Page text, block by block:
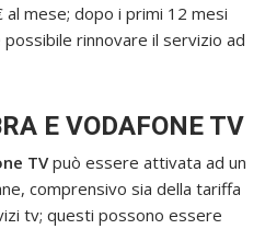
mese; dopo i primi 12 mesi
possibile rinnovare il servizio ad
E VODAFONE TV
TVpuò essere attivata ad un
comprensivo sia della tariffa
tv; questi possono essere